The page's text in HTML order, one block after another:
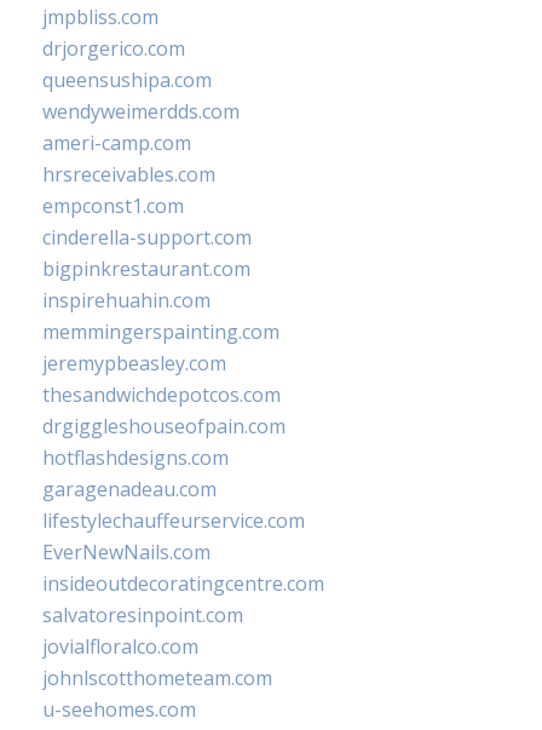
jmpbliss.com
drjorgerico.com
queensushipa.com
wendyweimerdds.com
ameri-camp.com
hrsreceivables.com
empconst1.com
cinderella-support.com
bigpinkrestaurant.com
inspirehuahin.com
memmingerspainting.com
jeremypbeasley.com
thesandwichdepotcos.com
drgiggleshouseofpain.com
hotflashdesigns.com
garagenadeau.com
lifestylechauffeurservice.com
EverNewNails.com
insideoutdecoratingcentre.com
salvatoresinpoint.com
jovialfloralco.com
johnlscotthometeam.com
u-seehomes.com